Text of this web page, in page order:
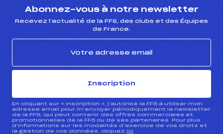
Abonnez-vous à notre newsletter
Recevez l’actualité de la FFS, des clubs et des Équipes
de France.
Inscription
En cliquant sur « inscription », j’autorise la FFS à utiliser mon
adresse email pour m’envoyer périodiquement la newsletter
de la FFS, qui peut contenir des offres commerciales et
promotionnelles de la FFS ou de ses partenaires. Pour plus
d’informations sur les modalités d’exercice de vos droits et
la gestion de vos données, cliquez ici